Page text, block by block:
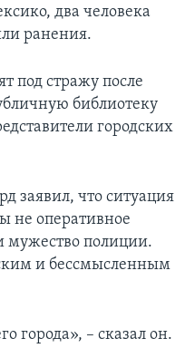
два человека
ранения.
под стражу после
библиотеку
городских
заявил, что ситуация
не оперативное
мужество полиции.
и бессмысленным
города», – сказал он.